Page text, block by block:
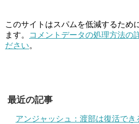
このサイトはスパムを低減するため
ます。
コメントデータの処理方法の
ださい。
最近の記事
アンジャッシュ：渡部は復活で